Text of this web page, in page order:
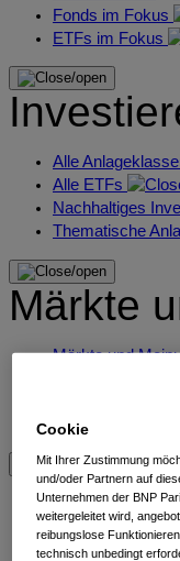
Fonds im Fokus
ETFs im Fokus
Alle
Alle ETFs
Nachhaltiges
Thematische
Märkte
Märkte und
Lesezeichen
Übersicht
Cookie
Mit Ihrer Zustimmung
und/oder Partnern auf
Unternehmen der BNP
weitergeleitet wird,
reibungslose
technisch unbedingt